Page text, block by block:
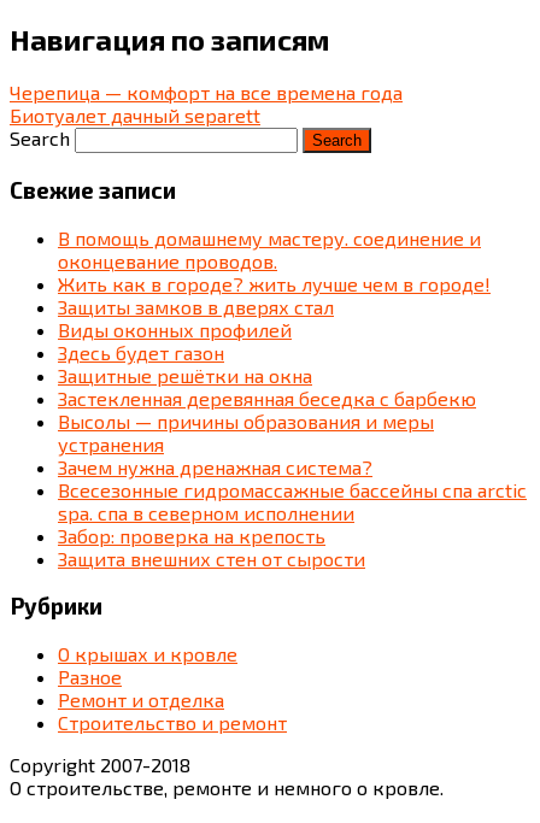
Навигация по записям
Черепица — комфорт на все времена года
Биотуалет дачный separett
Search
Свежие записи
В помощь домашнему мастеру. соединение и
оконцевание проводов.
Жить как в городе? жить лучше чем в городе!
Защиты замков в дверях стал
Виды оконных профилей
Здесь будет газон
Защитные решётки на окна
Застекленная деревянная беседка c барбекю
Высолы — причины образования и меры
устранения
Зачем нужна дренажная система?
Всесезонные гидромассажные бассейны спа arctic
spa. спа в северном исполнении
Забор: проверка на крепость
Защита внешних стен от сырости
Рубрики
О крышах и кровле
Разное
Ремонт и отделка
Строительство и ремонт
Copyright 2007-2018
О строительстве, ремонте и немного о кровле.